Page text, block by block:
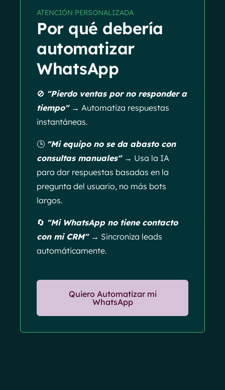
ATENCIÓN PERSONALIZADA
Por qué debería
automatizar
WhatsApp
🚫 "Pierdo ventas por no responder a
tiempo" → Automatiza respuestas
instantáneas.
🕒 "Mi equipo no se da abasto con
consultas manuales" → Usa la IA
para dar respuestas basadas en la
pregunta del usuario, no más bots
largos.
🔄 "Mi WhatsApp no tiene contacto
con mi CRM" → Sincroniza leads
automáticamente.
Quiero Automatizar mi
WhatsApp